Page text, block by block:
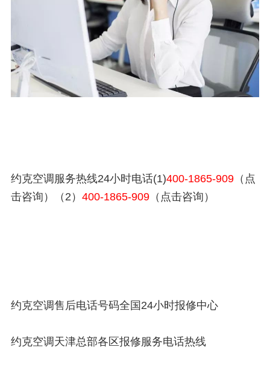
约克空调服务热线24小时电话(1)400-1865-909 （点
击咨询）（2） 400-1865-909 （点击咨询）
约克空调售后电话号码全国24小时报修中心
约克空调天津总部各区报修服务电话热线